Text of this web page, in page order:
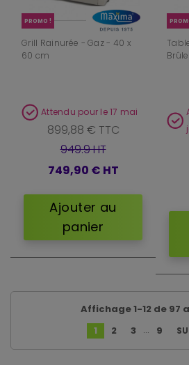
PROMO !
Grill Rainurée - Gaz - 40 x
60 cm
Attendu pour le 17 mai
899,88 € TTC
949.9 HT
749,90 € HT
Ajouter au
panier
Affichage 1-12 de 97
1
2 3 … 9